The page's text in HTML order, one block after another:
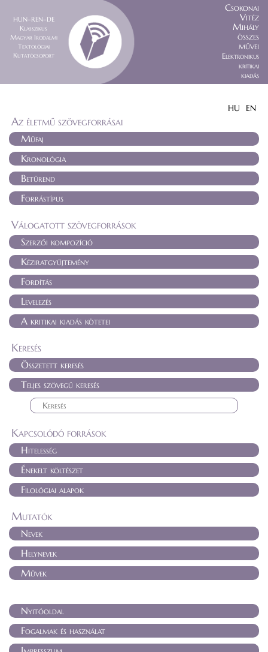
HUN–REN–DE
Klasszikus
Magyar Irodalmi
Textológiai
Kutatócsoport
Csokonai
Vitéz
Mihály
összes
művei
Elektronikus
kritikai
kiadás
HU EN
Az életmű szövegforrásai
Műfaj
Kronológia
Betűrend
Forrástípus
Válogatott szövegforrások
Szerzői kompozíció
Kéziratgyűjtemény
Fordítás
Levelezés
A kritikai kiadás kötetei
Keresés
Összetett keresés
Teljes szövegű keresés
Kapcsolódó források
Hitelesség
Énekelt költészet
Filológiai alapok
Mutatók
Nevek
Helynevek
Művek
Nyitóoldal
Fogalmak és használat